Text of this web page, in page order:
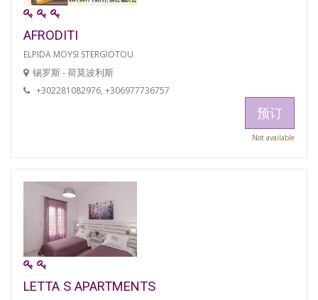
AFRODITI
ELPIDA MOYSI STERGIOTOU
锡罗斯 - 荷莫波利斯
+302281082976, +306977736757
预订
Not available
LETTA S APARTMENTS